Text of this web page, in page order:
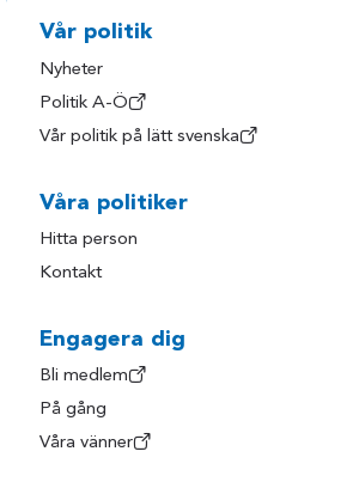
Vår politik
Nyheter
Politik A-Ö
Vår politik på lätt svenska
Våra politiker
Hitta person
Kontakt
Engagera dig
Bli medlem
På gång
Våra vänner